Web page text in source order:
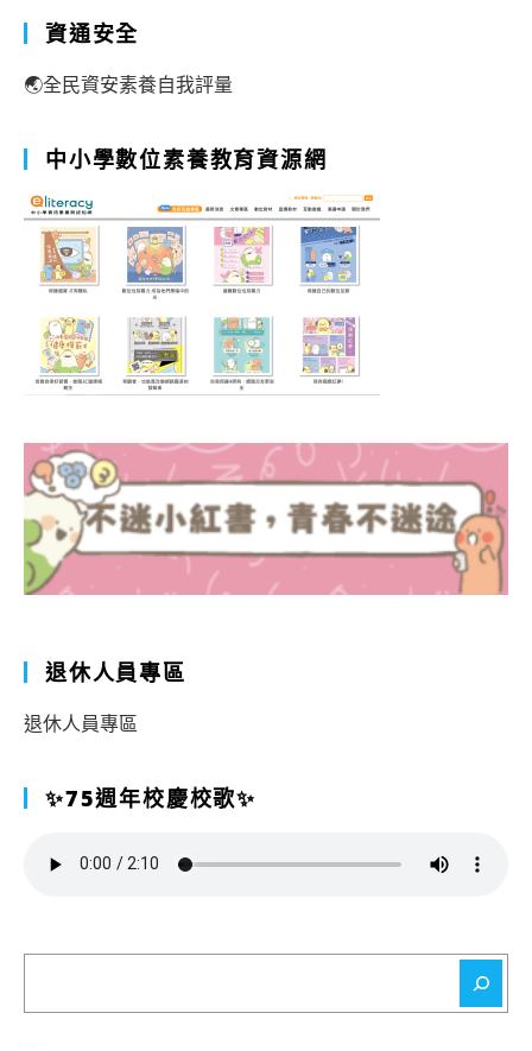
資通安全
🌏全民資安素養自我評量
中小學數位素養教育資源網
退休人員專區
退休人員專區
✨75週年校慶校歌✨